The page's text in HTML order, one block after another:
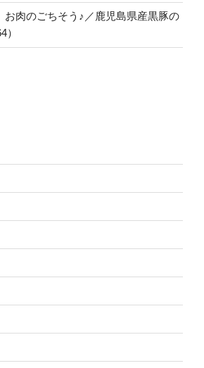
お肉のごちそう♪／鹿児島県産黒豚の